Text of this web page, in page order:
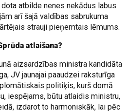
atbilde nenes nekādus labus
arī šajā valdības sabrukuma
strauji pieņemtais lēmums.
atlaišana?
aizsardzības ministra kandidāta
JV jaunajai paaudzei raksturīga
politiķis, kurš domā
iespējams, būtu atlaidis ministru,
izdarot to harmoniskāk, lai pēc